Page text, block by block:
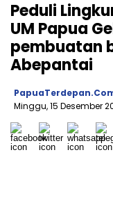
Peduli
UM Papua
pembuatan
Abepantai
Minggu, 15 Desember